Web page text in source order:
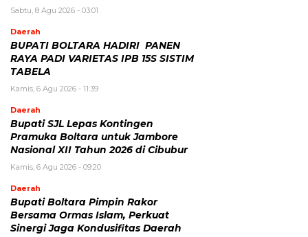
Sabtu, 8 Agu 2026 - 03:01
Daerah
BUPATI BOLTARA HADIRI PANEN
RAYA PADI VARIETAS IPB 15S SISTIM
TABELA
Kamis, 6 Agu 2026 - 11:39
Daerah
Bupati SJL Lepas Kontingen
Pramuka Boltara untuk Jambore
Nasional XII Tahun 2026 di Cibubur
Kamis, 6 Agu 2026 - 09:20
Daerah
Bupati Boltara Pimpin Rakor
Bersama Ormas Islam, Perkuat
Sinergi Jaga Kondusifitas Daerah